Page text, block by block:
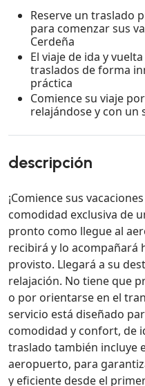
Reserve un traslado
para comenzar sus
Cerdeña
El viaje de ida y
traslados de forma
práctica
Comience su viaje
relajándose y con un
descripción
¡Comience sus
comodidad exclusiva de
pronto como llegue al
recibirá y lo acompañará
provisto. Llegará a su
relajación. No tiene que
o por orientarse en el
servicio está diseñado
comodidad y confort, de
traslado también incluye
aeropuerto, para
y eficiente desde el